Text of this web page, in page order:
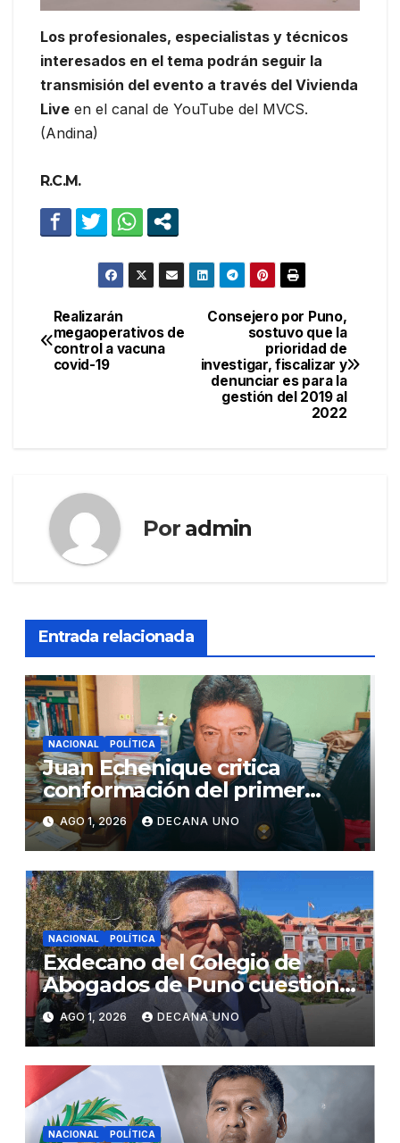
Los profesionales, especialistas y técnicos
interesados en el tema podrán seguir la
transmisión del evento a través del Vivienda
Live en el canal de YouTube del MVCS.
(Andina)
R.C.M.
Navegación
de
Consejero por Puno,
sostuvo que la
prioridad de
investigar, fiscalizar y
denunciar es para la
gestión del 2019 al
2022
Realizarán
megaoperativos de
control a vacuna
covid-19
Por admin
Entrada relacionada
NACIONAL POLÍTICA
Juan Echenique critica
conformación del primer
gabinete ministerial de Keiko
Fujimori
AGO 1, 2026 DECANA UNO
NACIONAL POLÍTICA
Exdecano del Colegio de
Abogados de Puno cuestiona
propuestas sobre seguridad
ciudadana
AGO 1, 2026 DECANA UNO
NACIONAL POLÍTICA